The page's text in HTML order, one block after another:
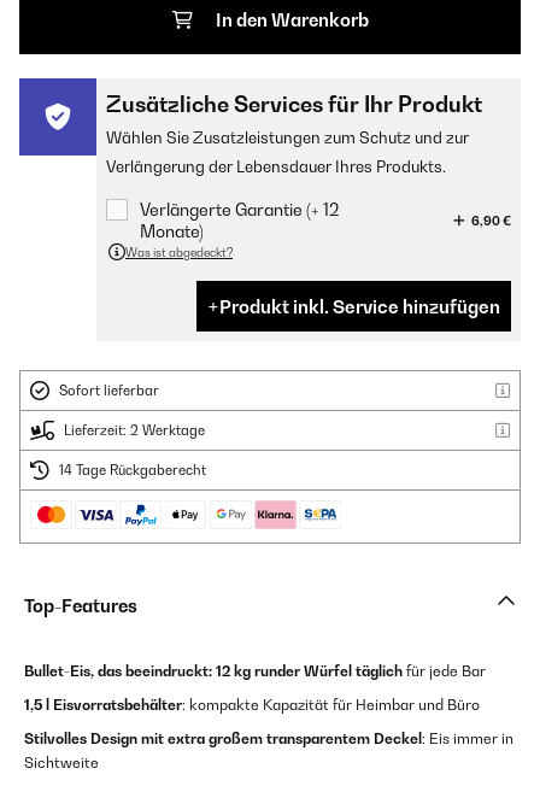
In den Warenkorb
Zusätzliche Services für Ihr Produkt
Wählen Sie Zusatzleistungen zum Schutz und zur
Verlängerung der Lebensdauer Ihres Produkts.
Verlängerte Garantie (+ 12
Monate)
6,90 €
Was ist abgedeckt?
Produkt inkl. Service hinzufügen
Sofort lieferbar
Lieferzeit: 2 Werktage
14 Tage Rückgaberecht
Top-Features
Bullet-Eis, das beeindruckt: 12 kg runder Würfel täglich für jede Bar
1,5 l Eisvorratsbehälter: kompakte Kapazität für Heimbar und Büro
Stilvolles Design mit extra großem transparentem Deckel : Eis immer in
Sichtweite